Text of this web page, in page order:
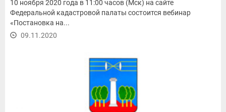
10 ноября 2020 года в 11:00 часов (Мск) на сайте
Федеральной кадастровой палаты состоится вебинар
«Постановка на...
09.11.2020